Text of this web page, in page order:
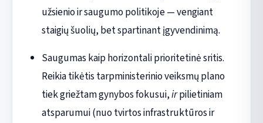
užsienio ir saugumo politikoje — vengiant
staigių šuolių, bet spartinant įgyvendinimą.
Saugumas kaip horizontali prioritetinė sritis.
Reikia tikėtis tarpministerinio veiksmų plano
tiek griežtam gynybos fokusui,irpilietiniam
atsparumui (nuo tvirtos infrastruktūros ir